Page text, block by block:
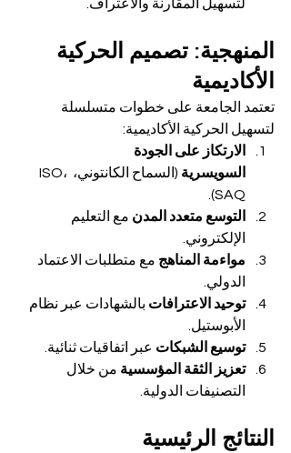
لتسهيل المقارنة والاعتراف.
المنهجية: تصميم الحركية
الأكاديمية
تعتمد الجامعة على خطوات متسلسلة
لتسهيل الحركية الأكاديمية:
الارتكاز على الجودة
السويسرية
(السماح الكانتوني، ISO،
SAQ).
التوسع متعدد المدن مع التعليم
الإلكتروني.
مواءمة المناهج مع متطلبات الاعتماد
الدولي.
توحيد الاعترافات بالشهادات عبر نظام
الأبوستيل.
توسيع الشبكات عبر اتفاقيات ثنائية.
تعزيز الثقة المؤسسية من خلال
التصنيفات الدولية.
النتائج الرئيسية